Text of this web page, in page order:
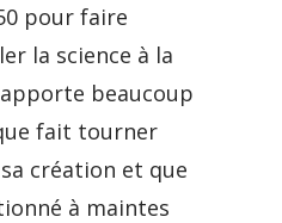
pour faire
la science à la
beaucoup
fait tourner
création et que
à maintes